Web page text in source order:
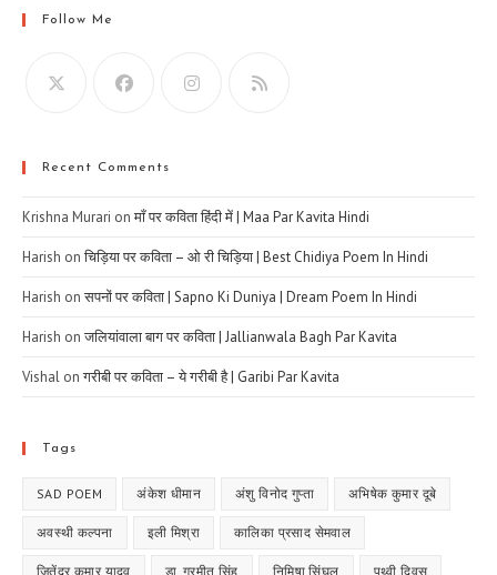
Follow Me
Recent Comments
Krishna Murari onमाँ पर कविता हिंदी में | Maa Par Kavita Hindi
Harish onचिड़िया पर कविता – ओ री चिड़िया | Best Chidiya Poem In Hindi
Harish onसपनों पर कविता | Sapno Ki Duniya | Dream Poem In Hindi
Harish onजलियांवाला बाग पर कविता | Jallianwala Bagh Par Kavita
Vishal onगरीबी पर कविता – ये गरीबी है | Garibi Par Kavita
Tags
SAD POEM अंकेश धीमान अंशु विनोद गुप्ता अभिषेक कुमार दूबे
अवस्थी कल्पना इली मिश्रा कालिका प्रसाद सेमवाल
जितेंद्र कुमार यादव डा. गुरमीत सिंह निमिषा सिंघल पृथ्वी दिवस